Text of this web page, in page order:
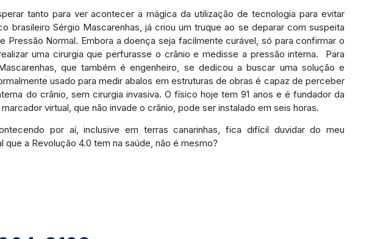
tanto para ver acontecer a mágica da utilização de tecnologia para evitar
brasileiro Sérgio Mascarenhas, já criou um truque ao se deparar com suspeita
Pressão Normal. Embora a doença seja facilmente curável, só para confirmar o
uma cirurgia que perfurasse o crânio e medisse a pressão interna. Para
que também é engenheiro, se dedicou a buscar uma solução e
usado para medir abalos em estruturas de obras é capaz de perceber
do crânio, sem cirurgia invasiva. O físico hoje tem 91 anos e é fundador da
virtual, que não invade o crânio, pode ser instalado em seis horas.
por aí, inclusive em terras canarinhas, fica difícil duvidar do meu
que a Revolução 4.0 tem na saúde, não é mesmo?